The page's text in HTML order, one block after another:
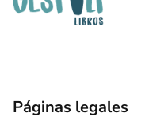
Páginas legales